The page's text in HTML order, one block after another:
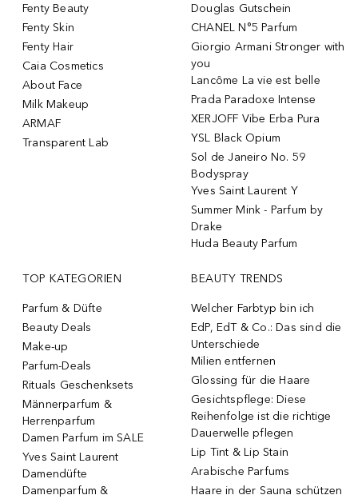
Fenty Beauty
Fenty Skin
Fenty Hair
Caia Cosmetics
About Face
Milk Makeup
ARMAF
Transparent Lab
Douglas Gutschein
CHANEL N°5 Parfum
Giorgio Armani Stronger with
you
Lancôme La vie est belle
Prada Paradoxe Intense
XERJOFF Vibe Erba Pura
YSL Black Opium
Sol de Janeiro No. 59
Bodyspray
Yves Saint Laurent Y
Summer Mink - Parfum by
Drake
Huda Beauty Parfum
TOP KATEGORIEN
Parfum & Düfte
Beauty Deals
Make-up
Parfum-Deals
Rituals Geschenksets
Männerparfum &
Herrenparfum
Damen Parfum im SALE
Yves Saint Laurent
Damendüfte
Damenparfum &
BEAUTY TRENDS
Welcher Farbtyp bin ich
EdP, EdT & Co.: Das sind die
Unterschiede
Milien entfernen
Glossing für die Haare
Gesichtspflege: Diese
Reihenfolge ist die richtige
Dauerwelle pflegen
Lip Tint & Lip Stain
Arabische Parfums
Haare in der Sauna schützen